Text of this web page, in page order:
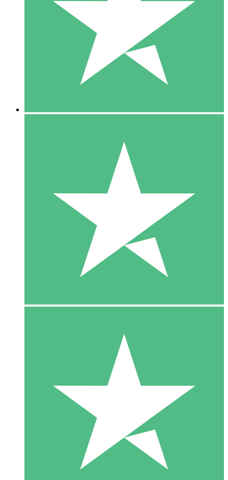
1 Téléchargement
10 00
10 Téléchargements
20 00